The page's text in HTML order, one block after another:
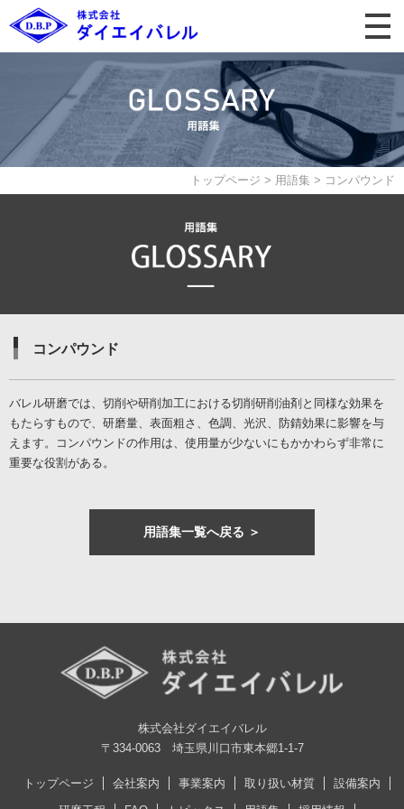
トップページ > 用語集 > コンパウンド
コンパウンド
バレル研磨では、切削や研削加工における切削研削油剤と同様な効果を
もたらすもので、研磨量、表面粗さ、色調、光沢、防錆効果に影響を与
えます。コンパウンドの作用は、使用量が少ないにもかかわらず非常に
重要な役割がある。
用語集一覧へ戻る ＞
株式会社ダイエイバレル
〒334-0063 埼玉県川口市東本郷1-1-7
トップページ 会社案内 事業案内 取り扱い材質
設備案内